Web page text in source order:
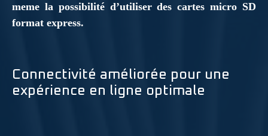
meme la possibilité d’utiliser des cartes micro SD
format express.
Connectivité améliorée pour une
expérience en ligne optimale